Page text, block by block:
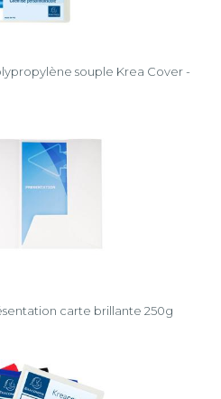
souple Krea Cover -
carte brillante 250g